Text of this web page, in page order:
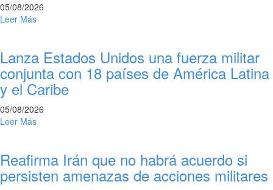
05/08/2026
Leer Más
Lanza Estados Unidos una fuerza militar
conjunta con 18 países de América Latina
y el Caribe
05/08/2026
Leer Más
Reafirma Irán que no habrá acuerdo si
persisten amenazas de acciones militares